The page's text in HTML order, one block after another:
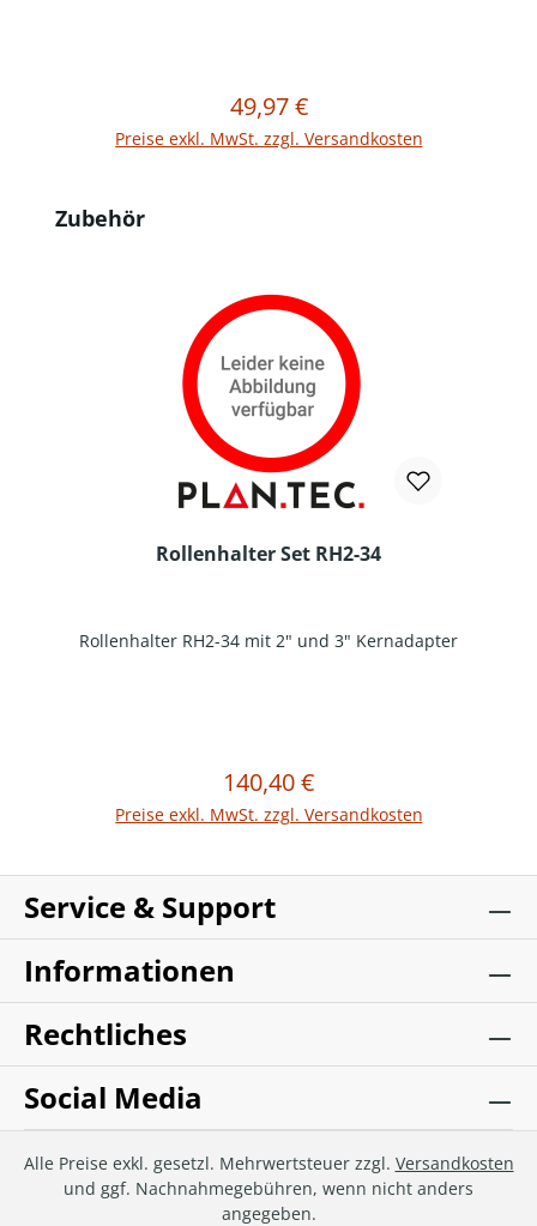
Regulärer Preis:
49,97 €
Preise exkl. MwSt. zzgl. Versandkosten
In den Warenkorb
Produktgalerie überspringen
Zubehör
Rollenhalter Set RH2-34
Rollenhalter RH2-34 mit 2" und 3" Kernadapter
Regulärer Preis:
140,40 €
Preise exkl. MwSt. zzgl. Versandkosten
In den Warenkorb
Service & Support
Informationen
Rechtliches
Social Media
Alle Preise exkl. gesetzl. Mehrwertsteuer zzgl. Versandkosten
und ggf. Nachnahmegebühren, wenn nicht anders
angegeben.